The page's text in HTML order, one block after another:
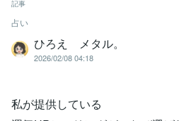
記事
占い
ひろえ メタル。
2026/02/08 04:18
私が提供している